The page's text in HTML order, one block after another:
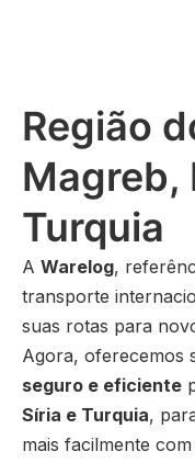
Região
Magreb,
Turquia
A Warelog,
transporte
suas rotas para
Agora, oferecemos
seguro e eficiente
Síria e Turquia,
mais facilmente